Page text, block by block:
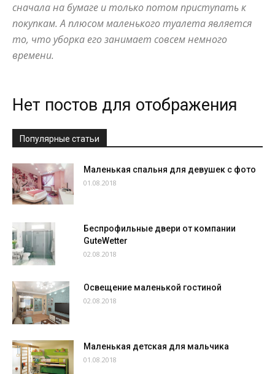
дизайне
сначала на бумаге и только потом приступать к
покупкам. А плюсом маленького туалета является
то, что уборка его занимает совсем немного
времени.
Нет постов для отображения
Популярные статьи
Маленькая спальня для девушек с фото
01.08.2018
Беспрофильные двери от компании
GuteWetter
02.08.2018
Освещение маленькой гостиной
02.08.2018
Маленькая детская для мальчика
01.08.2018